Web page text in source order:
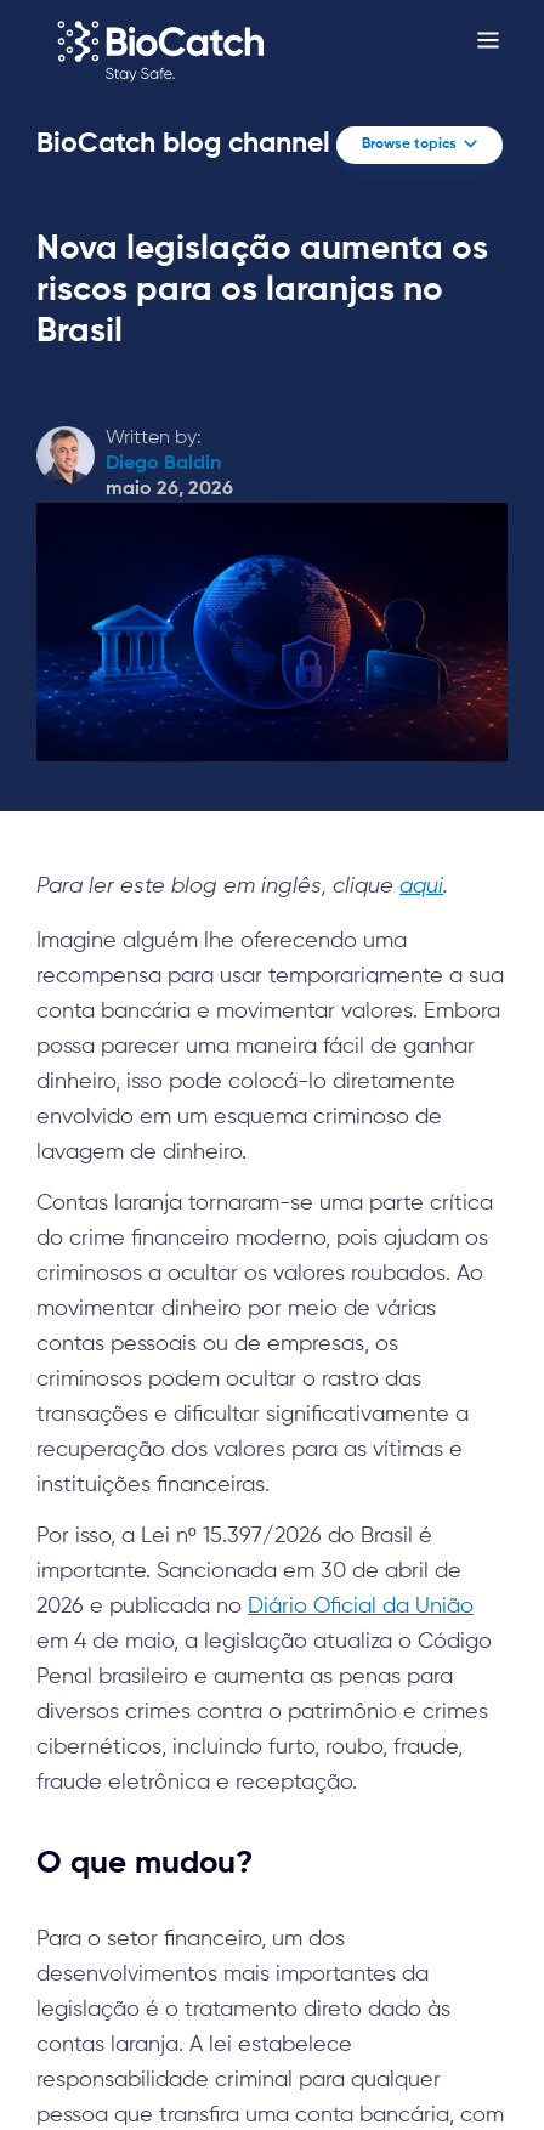
BioCatch blog channel Browse topics
Nova legislação aumenta os
riscos para os laranjas no
Brasil
Written by:
Diego Baldin
maio 26, 2026
Para ler este blog em inglês, clique aqui.
Imagine alguém lhe oferecendo uma
recompensa para usar temporariamente a sua
conta bancária e movimentar valores. Embora
possa parecer uma maneira fácil de ganhar
dinheiro, isso pode colocá-lo diretamente
envolvido em um esquema criminoso de
lavagem de dinheiro.
Contas laranja tornaram-se uma parte crítica
do crime financeiro moderno, pois ajudam os
criminosos a ocultar os valores roubados. Ao
movimentar dinheiro por meio de várias
contas pessoais ou de empresas, os
criminosos podem ocultar o rastro das
transações e dificultar significativamente a
recuperação dos valores para as vítimas e
instituições financeiras.
Por isso, a Lei nº 15.397/2026 do Brasil é
importante. Sancionada em 30 de abril de
2026 e publicada no
Diário Oficial da União
em 4 de maio, a legislação atualiza o Código
Penal brasileiro e aumenta as penas para
diversos crimes contra o patrimônio e crimes
cibernéticos, incluindo furto, roubo, fraude,
fraude eletrônica e receptação.
O que mudou?
Para o setor financeiro, um dos
desenvolvimentos mais importantes da
legislação é o tratamento direto dado às
contas laranja. A lei estabelece
responsabilidade criminal para qualquer
pessoa que transfira uma conta bancária, com